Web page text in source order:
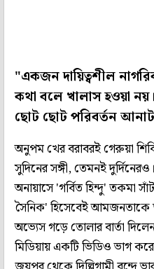
"একজন দায়িত্বশীল
কথা বলে খালাস হওয়া
ছোট ছোট পরিবর্তন
অনুপম খের বরাবরই গেরুয়া
সুদিনের সঙ্গী, তেমনই
অনায়াসে 'গর্বিত হিন্দু' তকমা
সৈনিক' হিসেবেই আমজনতাকে
অভ্যেস গড়ে তোলার বার্তা
মিডিয়ায় একটি ভিডিও ভাগ